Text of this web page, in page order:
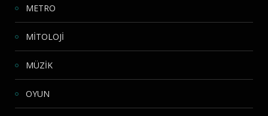
METRO
MİTOLOJİ
MÜZİK
OYUN